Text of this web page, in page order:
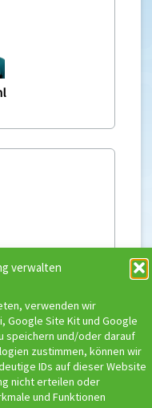
verwalten
verwenden wir
Google Site Kit und Google
speichern und/oder darauf
zustimmen, können wir
IDs auf dieser Website
nicht erteilen oder
und Funktionen